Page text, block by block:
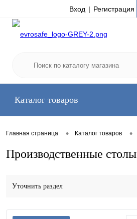
Вход Регистрация
Каталог товаров
Главная страница • Каталог товаров •
Производственные столы
Уточнить раздел